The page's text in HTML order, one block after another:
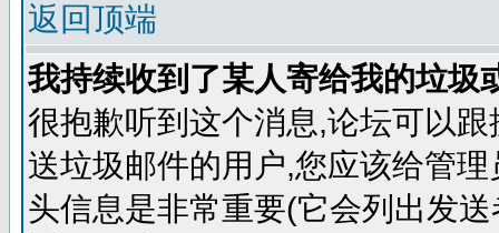
返回顶端
我持续收到了某人寄给我的垃圾
很抱歉听到这个消息,论坛可以
送垃圾邮件的用户,您应该给管
头信息是非常重要(它会列出发